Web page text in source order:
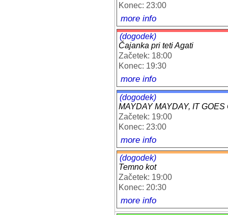
Konec: 23:00
more info
(dogodek)
Čajanka pri teti Agati
Začetek: 18:00
Konec: 19:30
more info
(dogodek)
MAYDAY MAYDAY, IT GOES
Začetek: 19:00
Konec: 23:00
more info
(dogodek)
Temno kot
Začetek: 19:00
Konec: 20:30
more info